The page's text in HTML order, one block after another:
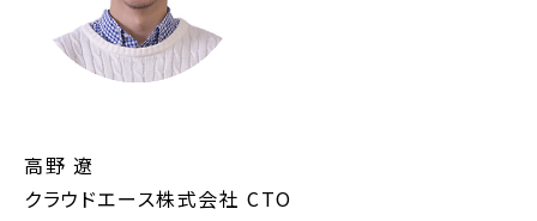
高野 遼
クラウドエース株式会社 CTO